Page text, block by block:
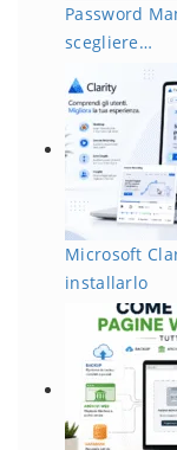
Password
scegliere…
Microsoft
installarlo